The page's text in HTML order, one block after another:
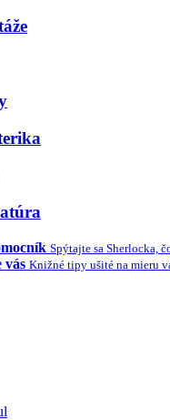
Spýtajte sa Sherlocka,
vás Knižné tipy ušité na mieru